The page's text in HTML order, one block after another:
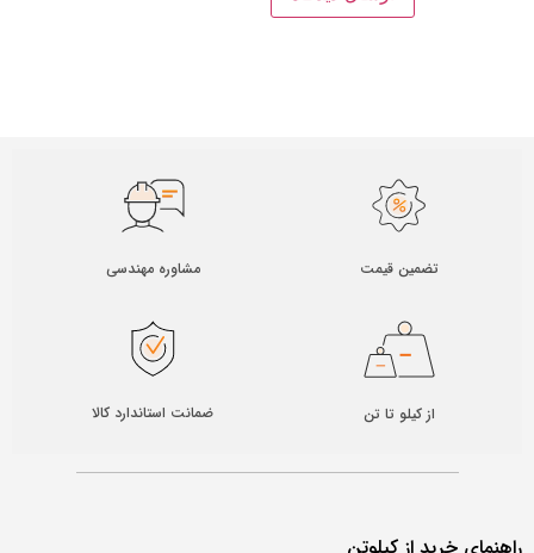
تضمین قیمت​ مشاوره مهندسی
از کیلو تا تن ضمانت استاندارد کالا